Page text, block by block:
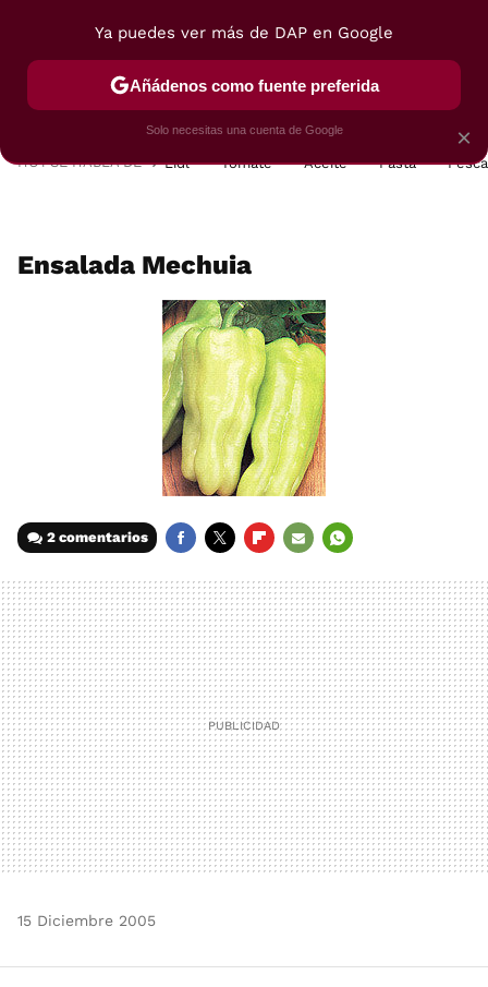
POSTRES VIAJES SELECCIÓN VEGUI
HOY SE HABLA DE Lidl Tomate Aceite Pasta
Ensalada Mechuia
2 comentarios
MAIL
15 Diciembre 2005
×
Ya puedes ver más de DAP en Google
Añádenos como fuente preferida
Solo necesitas una cuenta de Google